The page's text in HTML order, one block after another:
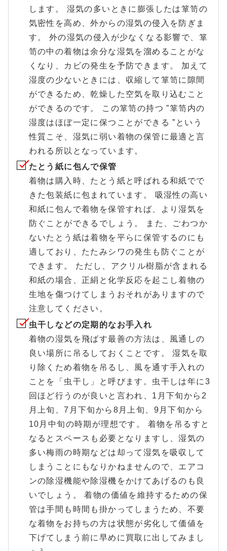
します。 湿気の多いときに膨張したは箪笥の
気密性を高め、外からの湿気の侵入を防ぎま
す。 外の湿気の侵入が少なくなる影響で、箪
笥の中の着物は余分な湿気を溜めることがな
くなり、カビの発生を予防できます。 加えて
湿度の少ないときには、収縮して箪笥に隙間
ができるため、乾燥した空気を取り込むこと
ができるのです。 この箪笥の持つ ”箪笥内の
湿度はほぼ一定に保つことができる ”という
性質こそ、湿気に弱い着物の保管に最適と言
われる所以となっています。
たとう紙に包んで保管
着物は購入時、たとう紙と呼ばれる和紙でで
きた包装紙に包まれています。 吸湿性の高い
和紙に包んで着物を保管すれば、より湿気を
防ぐことができるでしょう。 また、ごわつか
ないたとう紙は着物を平らに保管するのにも
適しており、たたみシワの発生も防ぐことが
できます。 ただし、アクリル樹脂が含まれる
和紙の場合、正絹と化学反応を起こし着物の
生地を傷つけてしまうおそれがありますので
注意してください。
虫干しなどの定期的なお手入れ
着物の湿気を飛ばす最善の方法は、風通しの
良い場所に吊るしておくことです。 湿気を取
り除くため着物を吊るし、風を通す手入れの
ことを「虫干し」と呼びます。虫干しは年に3
回ほど行うのが良いと言われ、1月下旬から2
月上旬、7月下旬から8月上旬、9月下旬から
10月中旬の時期が理想です。 着物を吊るすと
なるとスペースも必要となりますし、湿気の
多い梅雨の時期などは却って湿気を吸収して
しまうことにもなりかねませんので、エアコ
ンの除湿機能や除湿機をかけてあげるのも良
いでしょう。 着物の価値を維持するための保
管は手間も時間も掛かってしまうため、不要
な着物をお持ちの方は状態が劣化して価値を
下げてしまう前に早めに買取に出してみまし